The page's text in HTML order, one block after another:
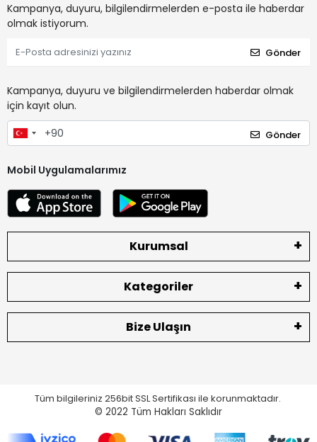
Kampanya, duyuru, bilgilendirmelerden e-posta ile haberdar
olmak istiyorum.
Gönder
Kampanya, duyuru ve bilgilendirmelerden haberdar olmak
için kayıt olun.
Gönder
Mobil Uygulamalarımız
Kurumsal
Kategoriler
Bize Ulaşın
Tüm bilgileriniz 256bit SSL Sertifikası ile korunmaktadır.
© 2022 Tüm Hakları Saklıdır